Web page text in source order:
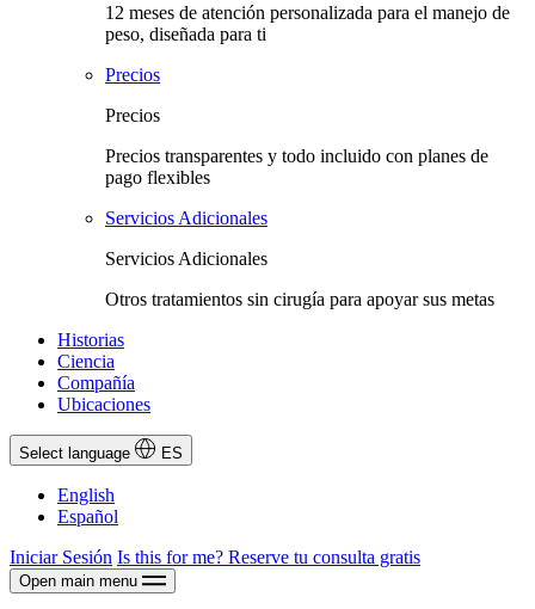
12 meses de atención personalizada para el manejo de
peso, diseñada para ti
Precios
Precios
Precios transparentes y todo incluido con planes de
pago flexibles
Servicios Adicionales
Servicios Adicionales
Otros tratamientos sin cirugía para apoyar sus metas
Historias
Ciencia
Compañía
Ubicaciones
Select language ES
English
Español
Iniciar Sesión Is this for me? Reserve tu consulta gratis
Open main menu